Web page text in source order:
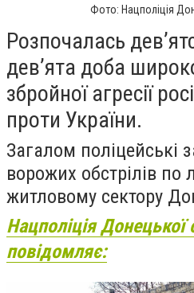
Фото: Нацполіція
Розпочалась
дев’ята доба
збройної агресії
проти України.
Загалом поліцейські
ворожих обстрілів по
житловому сектору
Нацполіція Донецької
повідомляє: